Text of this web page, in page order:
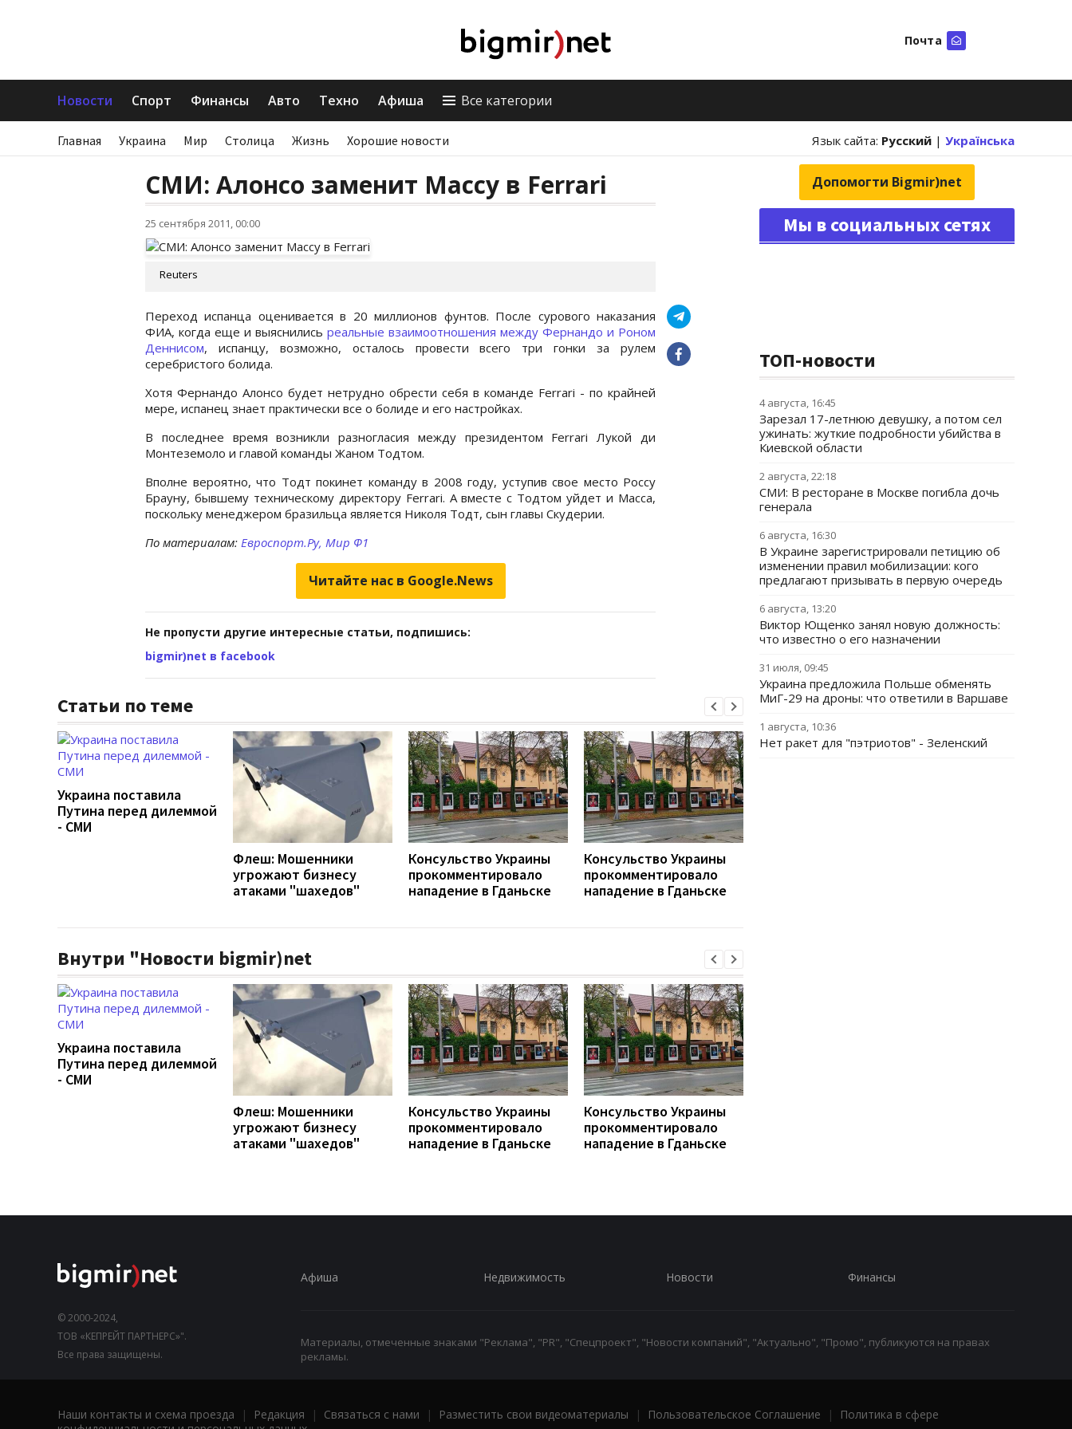
Почта
Новости Спорт Финансы Авто Техно Афиша Все категории
Главная Украина Мир Столица Жизнь Хорошие новости Язык сайта: Русский | Українська
СМИ: Алонсо заменит Массу в Ferrari
25 сентября 2011, 00:00
Reuters
Переход испанца оценивается в 20 миллионов фунтов. После сурового наказания
ФИА, когда еще и выяснились реальные взаимоотношения между Фернандо и Роном
Деннисом, испанцу, возможно, осталось провести всего три гонки за рулем
серебристого болида.
Хотя Фернандо Алонсо будет нетрудно обрести себя в команде Ferrari - по крайней
мере, испанец знает практически все о болиде и его настройках.
В последнее время возникли разногласия между президентом Ferrari Лукой ди
Монтеземоло и главой команды Жаном Тодтом.
Вполне вероятно, что Тодт покинет команду в 2008 году, уступив свое место Россу
Брауну, бывшему техническому директору Ferrari. А вместе с Тодтом уйдет и Масса,
поскольку менеджером бразильца является Николя Тодт, сын главы Скудерии.
По материалам: Евроспорт.Ру, Мир Ф1
Читайте нас в Google.News
Не пропусти другие интересные статьи, подпишись:
bigmir)net в facebook
Статьи по теме
Украина поставила
Путина перед дилеммой
- СМИ
Флеш: Мошенники
угрожают бизнесу
атаками "шахедов"
Консульство Украины
прокомментировало
нападение в Гданьске
Консульство Украины
прокомментировало
нападение в Гданьске
Внутри "Новости bigmir)net
Украина поставила
Путина перед дилеммой
- СМИ
Флеш: Мошенники
угрожают бизнесу
атаками "шахедов"
Консульство Украины
прокомментировало
нападение в Гданьске
Консульство Украины
прокомментировало
нападение в Гданьске
Допомогти Bigmir)net
Мы в социальных сетях
ТОП-новости
4 августа, 16:45
Зарезал 17-летнюю девушку, а потом сел
ужинать: жуткие подробности убийства в
Киевской области
2 августа, 22:18
СМИ: В ресторане в Москве погибла дочь
генерала
6 августа, 16:30
В Украине зарегистрировали петицию об
изменении правил мобилизации: кого
предлагают призывать в первую очередь
6 августа, 13:20
Виктор Ющенко занял новую должность:
что известно о его назначении
31 июля, 09:45
Украина предложила Польше обменять
МиГ-29 на дроны: что ответили в Варшаве
1 августа, 10:36
Нет ракет для "пэтриотов" - Зеленский
© 2000-2024,
ТОВ «КЕПРЕЙТ ПАРТНЕРС»".
Все права защищены.
Афиша Недвижимость Новости Финансы
Материалы, отмеченные знаками "Реклама", "PR", "Спецпроект", "Новости компаний", "Актуально", "Промо", публикуются на правах
рекламы.
Наши контакты и схема проезда | Редакция | Связаться с нами | Разместить свои видеоматериалы | Пользовательское Соглашение |
Политика в сфере